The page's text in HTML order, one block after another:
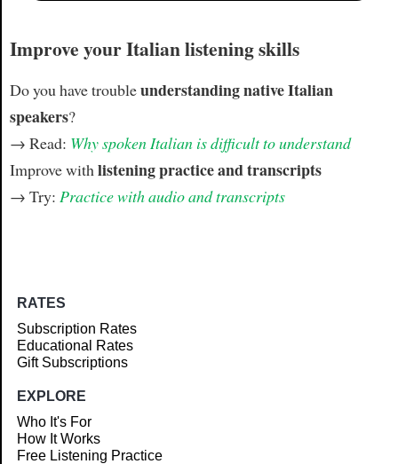
Improve your Italian listening skills
Do you have troubleunderstanding native Italian
speakers?
→ Read: Why spoken Italian is difficult to understand
Improve with listening practice and transcripts
→ Try: Practice with audio and transcripts
RATES
Subscription Rates
Educational Rates
Gift Subscriptions
EXPLORE
Who It's For
How It Works
Free Listening Practice